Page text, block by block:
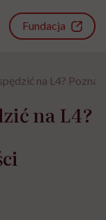
Fundacja
na L4?
na L4?